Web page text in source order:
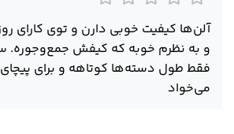
آلن‌ها کیفیت خوبی دارن و توی کارای
و به نظرم خوبه که کیفش جمع‌وجوره.
فقط طول دسته‌ها کوتاهه و برای
می‌خواد